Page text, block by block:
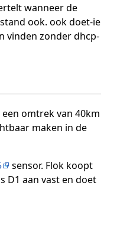
wanneer de
ook. ook doet-ie
vinden zonder dhcp-
omtrek van 40km
maken in de
sensor. Flok koopt
D1 aan vast en doet